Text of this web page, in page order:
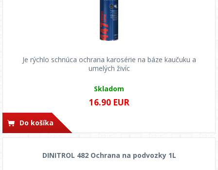
Je rýchlo schnúca ochrana karosérie na báze kaučuku a
umelých živíc
Skladom
16.90 EUR
Do košíka
DINITROL 482 Ochrana na podvozky 1L